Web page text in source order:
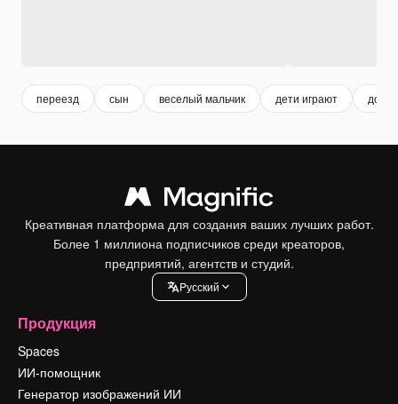
переезд сын веселый мальчик дети играют дом
Креативная платформа для создания ваших лучших работ.
Более 1 миллиона подписчиков среди креаторов,
предприятий, агентств и студий.
Pусский
Продукция
Spaces
ИИ-помощник
Генератор изображений ИИ